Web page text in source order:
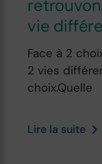
vie
Face à 2
2 vies
choix.Quelle
Lire la suite